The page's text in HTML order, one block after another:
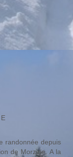
randonnée depuis
de Morzine. A la